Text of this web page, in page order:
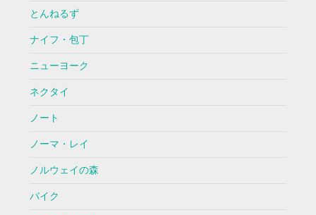
とんねるず
ナイフ・包丁
ニューヨーク
ネクタイ
ノート
ノーマ・レイ
ノルウェイの森
バイク